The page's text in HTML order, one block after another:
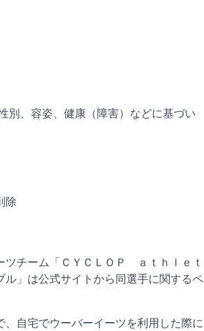
別、容姿、健康（障害）などに基づい
除
ツチーム「ＣＹＣＬＯＰ ａｔｈｌｅｔ
」は公式サイトから同選手に関するペ
自宅でウーバーイーツを利用した際に